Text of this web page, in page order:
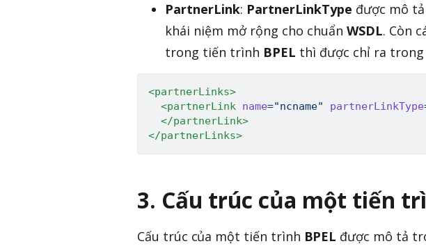
PartnerLink: PartnerLinkType được mô
khái niệm mở rộng cho chuẩn WSDL. Còn
trong tiến trình BPEL thì được chỉ ra
<partnerLinks>
<partnerLink name="ncname" partnerLinkType
</partnerLink>
</partnerLinks>
3. Cấu trúc của một tiến
Cấu trúc của một tiến trình BPEL được mô tả